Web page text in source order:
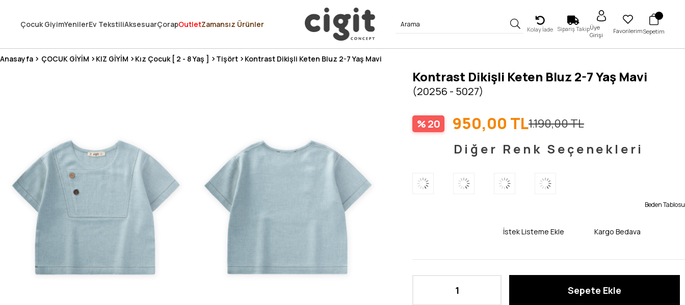
3 MİLYONDAN FAZLA MUTLU MÜŞTERİ ❤️ 10 MİLYON ÜRÜN
Çocuk GiyimYenilerEv TekstiliAksesuarÇorapOutletZamansız Ürünler
Kolay İade Sipariş TakipÜye
Girişi
FavorilerimSepetim
Anasayfa ÇOCUK GİYİM KIZ GİYİM Kız Çocuk [ 2 - 8 Yaş ] Tişört Kontrast Dikişli Keten Bluz 2-7 Yaş Mavi
Kontrast Dikişli Keten Bluz 2-7 Yaş Mavi
(20256 - 5027)
20 1.190,00 TL
950,00 TL
Diğer Renk Seçenekleri
Beden Tablosu
İstek Listeme Ekle Kargo Bedava